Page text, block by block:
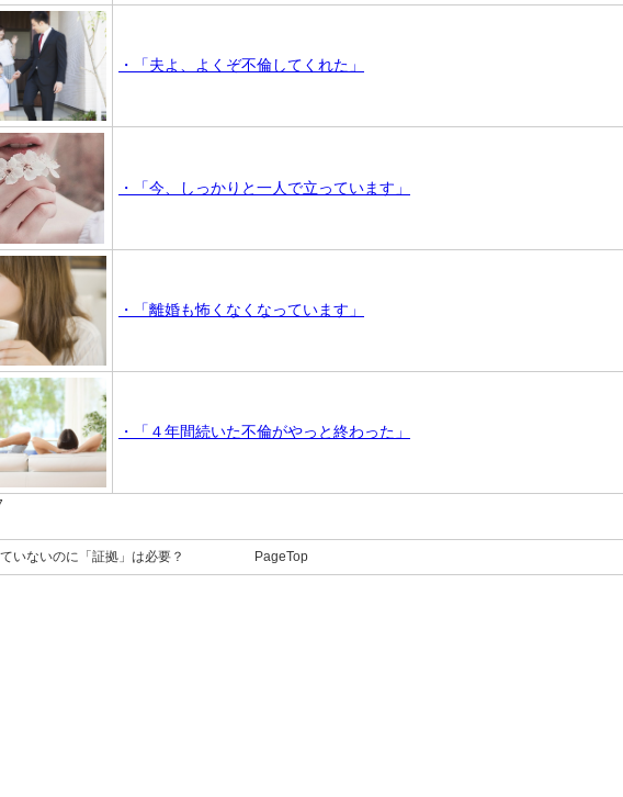
・「夫よ、よくぞ不倫してくれた」
・「今、しっかりと一人で立っています」
・「離婚も怖くなくなっています」
・「４年間続いた不倫がやっと終わった」
いないのに「証拠」は必要？ PageTop